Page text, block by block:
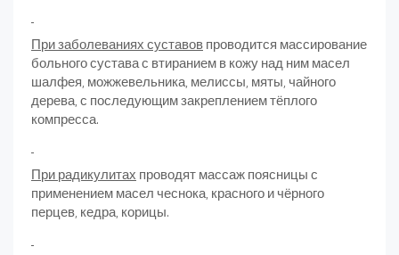
При заболеваниях суставовпроводится массирование
больного сустава с втиранием в кожу над ним масел
шалфея, можжевельника, мелиссы, мяты, чайного
дерева, с последующим закреплением тёплого
компресса.
При радикулитах проводят массаж поясницы с
применением масел чеснока, красного и чёрного
перцев, кедра, корицы.